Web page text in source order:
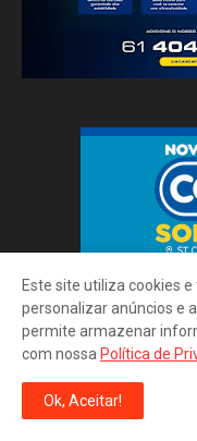
Este site utiliza cookies
personalizar anúncios e
permite armazenar
com nossa Política de
Ok, Aceitar!